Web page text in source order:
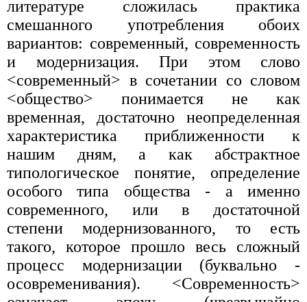
литературе сложилась практика
смешанного употребления обоих
вариантов: современный, современность
и модернизация. При этом слово
<современный> в сочетании со словом
<общество> понимается не как
временная, достаточно неопределенная
характеристика приближенности к
нашим дням, а как абстрактное
типологическое понятие, определение
особого типа общества - а именно
современного, или в достаточной
степени модернизованного, то есть
такого, которое прошло весь сложный
процесс модернизации (буквально -
осовременивания). <Современность>